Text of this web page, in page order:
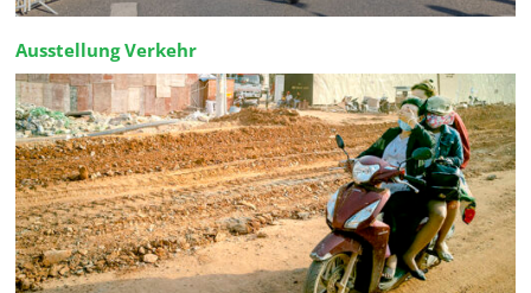
Ausstellung Verkehr